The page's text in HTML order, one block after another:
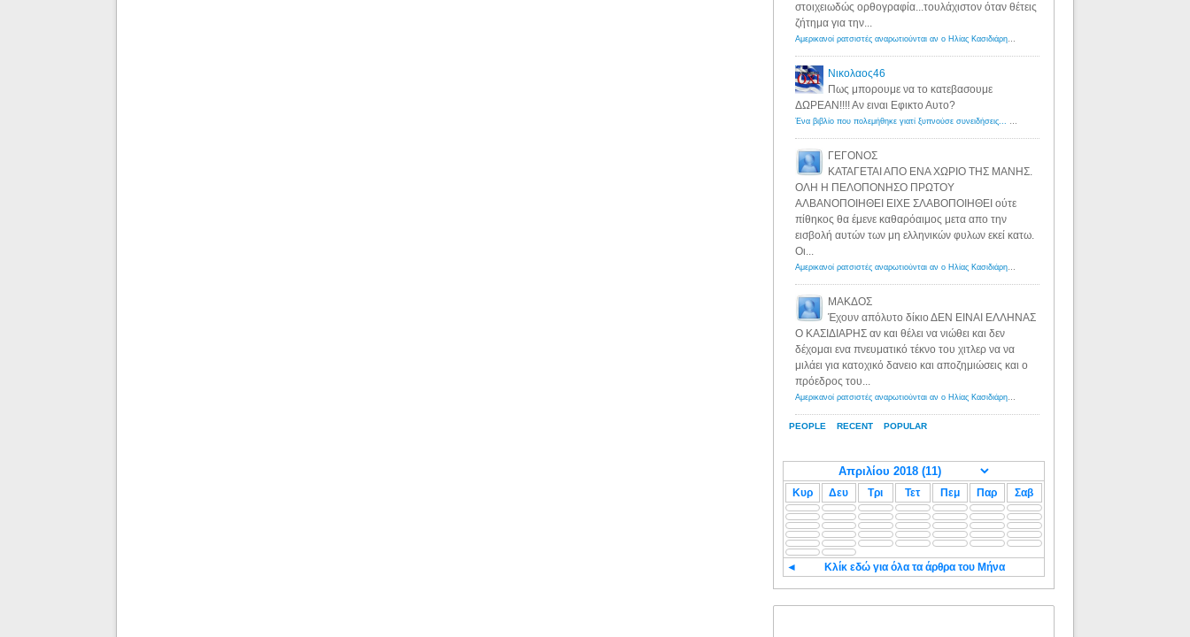
PEOPLE RECENT POPULAR
στοιχειωδώς ορθογραφία...τουλάχιστον όταν θέτεις
ζήτημα για την...
Αμερικανοί ρατσιστές αναρωτιούνται αν ο Ηλίας Κασιδιάρης ανήκει στη λευκή φυλή... - Λόγιος Ερμής
Νικολαος46
Πως μπορουμε να το κατεβασουμε
ΔΩΡΕΑΝ!!!! Αν ειναι Εφικτο Αυτο?
Ένα βιβλίο που πολεμήθηκε γιατί ξυπνούσε συνειδήσεις... - Λόγιος Ερμής | Η γνώση ξεκινάει με την αναζήτηση...
ΓΕΓΟΝΟΣ
ΚΑΤΑΓΕΤΑΙ ΑΠΟ ΕΝΑ ΧΩΡΙΟ ΤΗΣ ΜΑΝΗΣ.
ΟΛΗ Η ΠΕΛΟΠΟΝΗΣΟ ΠΡΩΤΟΥ
ΑΛΒΑΝΟΠΟΙΗΘΕΙ ΕΙΧΕ ΣΛΑΒΟΠΟΙΗΘΕΙ ούτε
πίθηκος θα έμενε καθαρόαιμος μετα απο την
εισβολή αυτών των μη ελληνικών φυλων εκεί κατω.
Οι...
Αμερικανοί ρατσιστές αναρωτιούνται αν ο Ηλίας Κασιδιάρης ανήκει στη λευκή φυλή... - Λόγιος Ερμής
ΜΑΚΔΟΣ
Έχουν απόλυτο δίκιο ΔΕΝ ΕΙΝΑΙ ΕΛΛΗΝΑΣ
Ο ΚΑΣΙΔΙΑΡΗΣ αν και θέλει να νιώθει και δεν
δέχομαι ενα πνευματικό τέκνο του χιτλερ να να
μιλάει για κατοχικό δανειο και αποζημιώσεις και ο
πρόεδρος του...
Αμερικανοί ρατσιστές αναρωτιούνται αν ο Ηλίας Κασιδιάρης ανήκει στη λευκή φυλή... - Λόγιος Ερμής
Κυρ Δευ Τρι Τετ Πεμ Παρ Σαβ
◄ Κλίκ εδώ για όλα τα άρθρα του Μήνα